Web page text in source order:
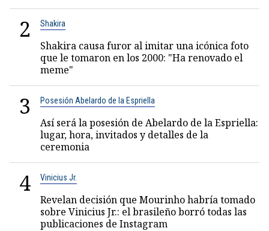
2 Shakira
Shakira causa furor al imitar una icónica foto
que le tomaron en los 2000: "Ha renovado el
meme"
3 Posesión Abelardo de la Espriella
Así será la posesión de Abelardo de la Espriella:
lugar, hora, invitados y detalles de la
ceremonia
4 Vinicius Jr.
Revelan decisión que Mourinho habría tomado
sobre Vinicius Jr.: el brasileño borró todas las
publicaciones de Instagram